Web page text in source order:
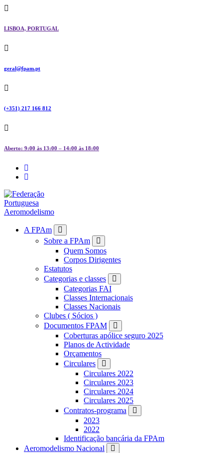
Skip
content
LISBOA, PORTUGAL
geral@fpam.pt
(+351) 217 166 812
Aberto: 9:00 às 13:00 – 14:00 às 18:00
FPAMA FPAm
Sobre a FPAm
Quem Somos
Corpos Dirigentes
Estatutos
Categorias e classes
Categorias FAI
Classes Internacionais
Classes Nacionais
Clubes ( Sócios )
Documentos FPAM
Coberturas apólice seguro 2025
Planos de Actividade
Orçamentos
Circulares
Circulares 2022
Circulares 2023
Circulares 2024
Circulares 2025
Contratos-programa
2023
2022
Identificação bancária da FPAm
Aeromodelismo Nacional